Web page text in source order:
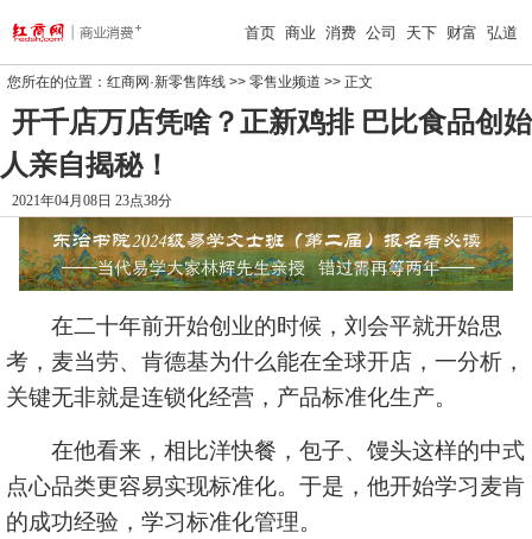
首页 商业 消费 公司 天下 财富 弘道
您所在的位置： 红商网·新零售阵线 >> 零售业频道 >> 正文
开千店万店凭啥？正新鸡排 巴比食品创始
人亲自揭秘！
2021年04月08日 23点38分
在二十年前开始创业的时候，刘会平就开始思
考，麦当劳、肯德基为什么能在全球开店，一分析，
关键无非就是连锁化经营，产品标准化生产。
在他看来，相比洋快餐，包子、馒头这样的中式
点心品类更容易实现标准化。于是，他开始学习麦肯
的成功经验，学习标准化管理。